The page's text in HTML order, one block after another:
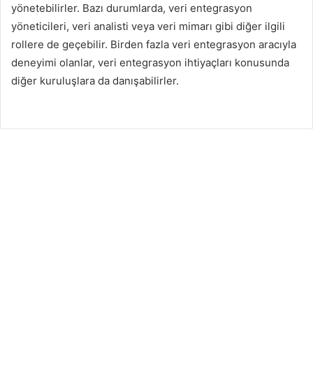
yönetebilirler. Bazı durumlarda, veri entegrasyon
yöneticileri, veri analisti veya veri mimarı gibi diğer ilgili
rollere de geçebilir. Birden fazla veri entegrasyon aracıyla
deneyimi olanlar, veri entegrasyon ihtiyaçları konusunda
diğer kuruluşlara da danışabilirler.